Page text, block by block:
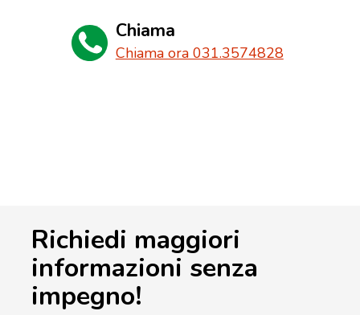
Chiama
Chiama ora 031.3574828
Richiedi maggiori
informazioni senza
impegno!